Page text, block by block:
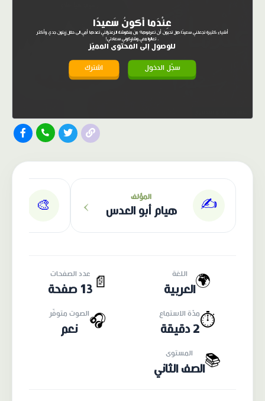
عِنْدَما أَكونُ سَعيدًا
أشياء كثيرة تجعلني سعيدًا هل تحبون أن تعرفوها؟ من منقوشة الزعترالتي تعدها أمي الى حقل زيتون جدي وأكثر
، تعالوا معي وشاركوني سعادتي!
للوصول إلى المحتوى المميّز
سجّل الدخول اشترك
✍️ المؤلف
هيام أبو العدس ›
🎨
🌍 اللغة
العربية 📄
عدد الصفحات
13 صفحة
⏱️مدّة الاستماع
2 دقيقة
🎧الصوت متوفّر
نعم
📚 المستوى
الصف الثاني